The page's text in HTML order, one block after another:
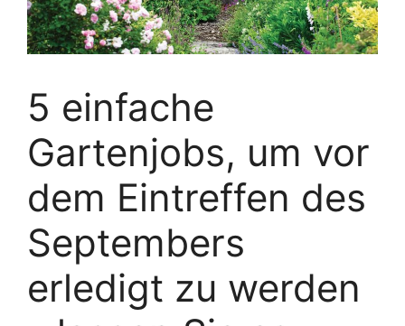
5 einfache
Gartenjobs, um vor
dem Eintreffen des
Septembers
erledigt zu werden